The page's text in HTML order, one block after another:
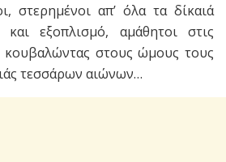
στερημένοι απ’ όλα τα δίκαιά
εξοπλισμό, αμάθητοι στις
κουβαλώντας στους ώμους τους
τεσσάρων αιώνων…